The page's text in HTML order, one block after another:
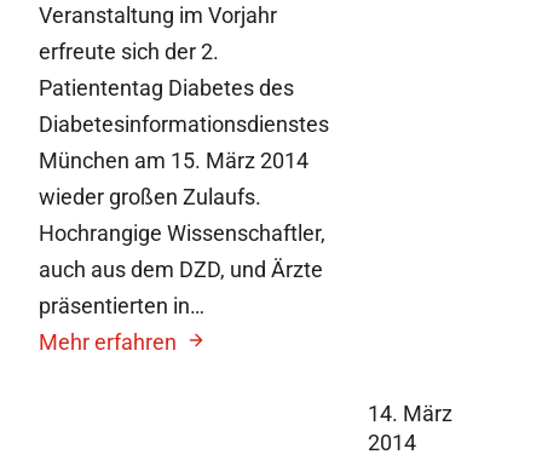
14. März
2014
Veranstaltung im Vorjahr
erfreute sich der 2.
Patiententag Diabetes des
Diabetesinformationsdienstes
München am 15. März 2014
wieder großen Zulaufs.
Hochrangige Wissenschaftler,
auch aus dem DZD, und Ärzte
präsentierten in…
Mehr erfahren